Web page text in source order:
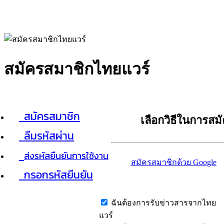
สมัครสมาชิกไทยแวร์
สมัครสมาชิก
ลืมรหัสผ่าน
ส่งรหัสยืนยันการใช้งาน
กรอกรหัสยืนยัน
เลือกวิธีในการส
สมัครสมาชิกด้วย Google
ฉันต้องการรับข่าวสารจากไทย
แวร์